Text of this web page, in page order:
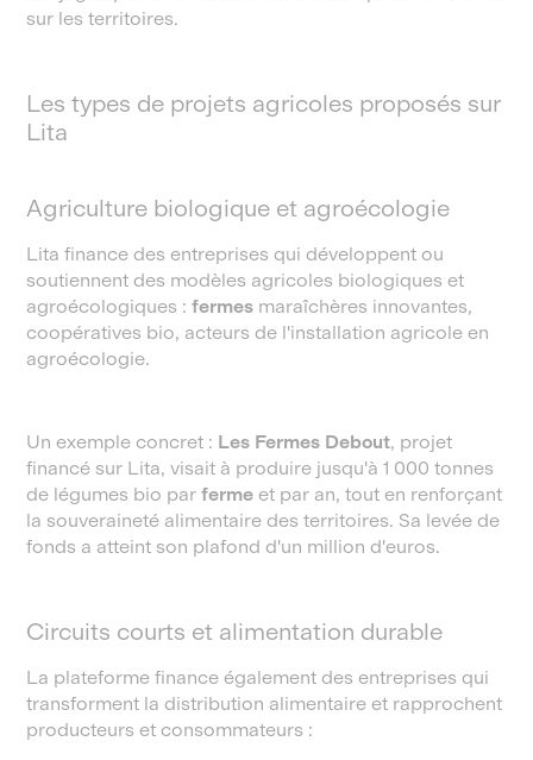
sur les territoires.
Les types de projets agricoles proposés sur
Lita
Agriculture biologique et agroécologie
Lita finance des entreprises qui développent ou
soutiennent des modèles agricoles biologiques et
agroécologiques :fermes maraîchères innovantes,
coopératives bio, acteurs de l'installation agricole en
agroécologie.
Un exemple concret : Les Fermes Debout, projet
financé sur Lita, visait à produire jusqu'à 1 000 tonnes
de légumes bio parferme et par an, tout en renforçant
la souveraineté alimentaire des territoires. Sa levée de
fonds a atteint son plafond d'un million d'euros.
Circuits courts et alimentation durable
La plateforme finance également des entreprises qui
transforment la distribution alimentaire et rapprochent
producteurs et consommateurs :